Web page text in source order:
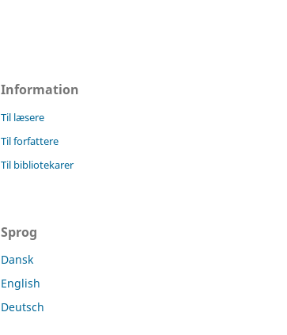
Information
Til læsere
Til forfattere
Til bibliotekarer
Sprog
Dansk
English
Deutsch